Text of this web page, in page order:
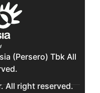
(Persero) Tbk All
All right reserved.